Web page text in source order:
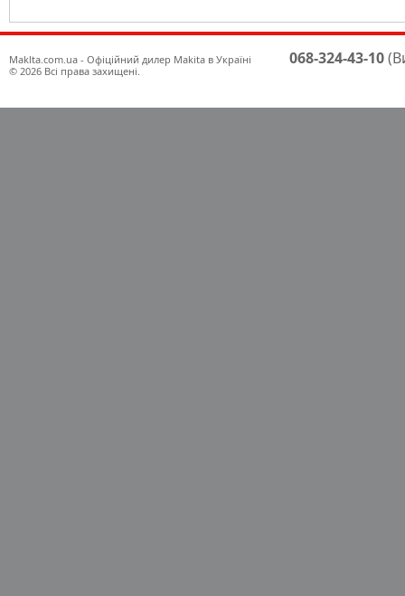
Maklta.com.ua - Офіційний дилер Makita в Україні
© 2026 Всі права захищені.
068-324-43-10